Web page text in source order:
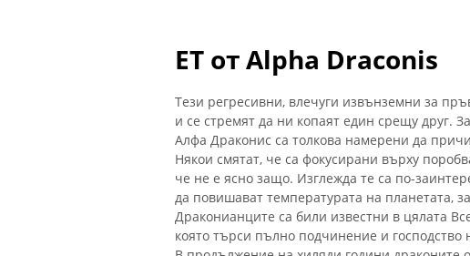
ЕТ от Alpha Draconis
Тези регресивни, влечуги извънземни за
и се стремят да ни копаят един срещу друг.
Алфа Драконис са толкова намерени да
Някои смятат, че са фокусирани върху
че не е ясно защо. Изглежда те са по-
да повишават температурата на планетата,
Драконианците са били известни в цялата
която търси пълно подчинение и